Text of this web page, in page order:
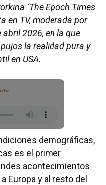
´The Epoch Times
en TV, moderada por
2026, en la que
la realidad pura y
en USA.
demográficas,
es el primer
acontecimientos
Europa y al resto del